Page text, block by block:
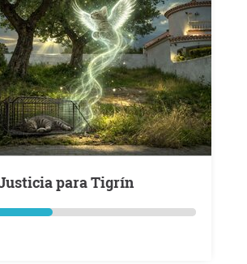
Justicia para Tigrín